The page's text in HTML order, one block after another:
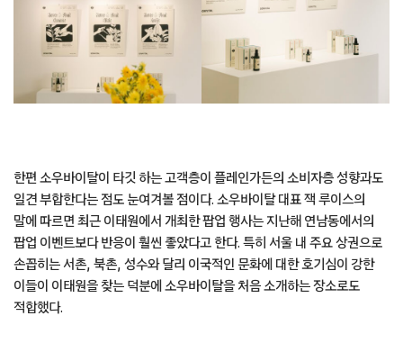
한편 소우바이탈이 타깃 하는 고객층이 플레인가든의 소비자층 성향과도
일견 부합한다는 점도 눈여겨볼 점이다. 소우바이탈 대표 잭 루이스의
말에 따르면 최근 이태원에서 개최한 팝업 행사는 지난해 연남동에서의
팝업 이벤트보다 반응이 훨씬 좋았다고 한다. 특히 서울 내 주요 상권으로
손꼽히는 서촌, 북촌, 성수와 달리 이국적인 문화에 대한 호기심이 강한
이들이 이태원을 찾는 덕분에 소우바이탈을 처음 소개하는 장소로도
적합했다.